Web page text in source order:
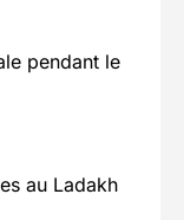
pendant le
au Ladakh